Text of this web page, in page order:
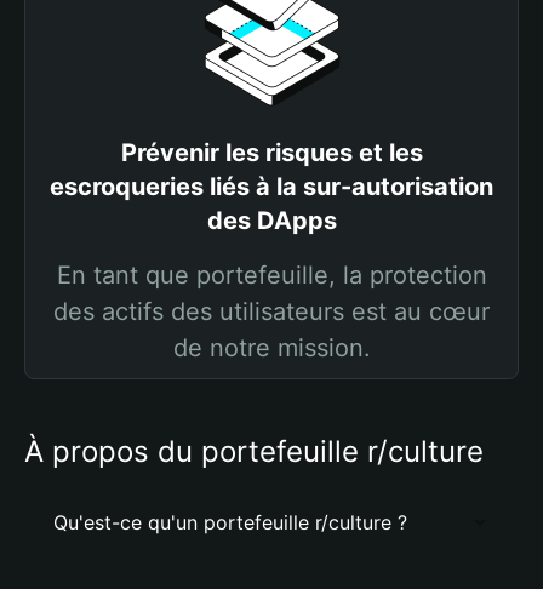
Prévenir les risques et les
escroqueries liés à la sur-autorisation
des DApps
En tant que portefeuille, la protection
des actifs des utilisateurs est au cœur
de notre mission.
À propos du portefeuille r/culture
Qu'est-ce qu'un portefeuille r/culture ?